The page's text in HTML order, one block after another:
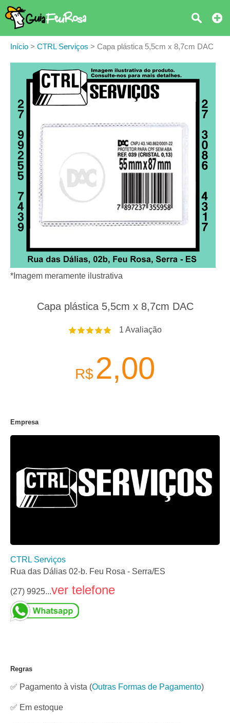
Início > CTRL Serviços > Capa plástica 5,5cm x 8,7cm DAC
*Imagem meramente ilustrativa
Capa plástica 5,5cm x 8,7cm DAC
1 Avaliação
R$ 2,00
Empresa
CTRL Serviços
Rua das Dálias 02-b. Feu Rosa - Serra/ES
(27) 9925...ver telefone
Regras
✅ Pagamento à vista (Outras Formas de Pagamento)
✅ Em estoque